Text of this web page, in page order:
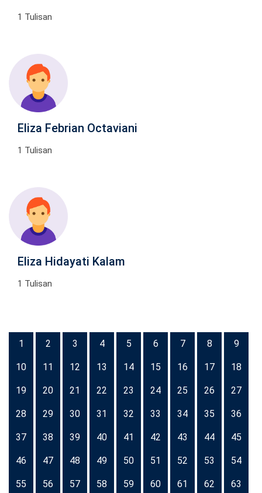
1 Tulisan
Eliza Febrian Octaviani
1 Tulisan
Eliza Hidayati Kalam
1 Tulisan
1 2 3 4 5 6 7 8 9
10 11 12 13 14 15 16 17 18
19 20 21 22 23 24 25 26 27
28 29 30 31 32 33 34 35 36
37 38 39 40 41 42 43 44 45
46 47 48 49 50 51 52 53 54
55 56 57 58 59 60 61 62 63